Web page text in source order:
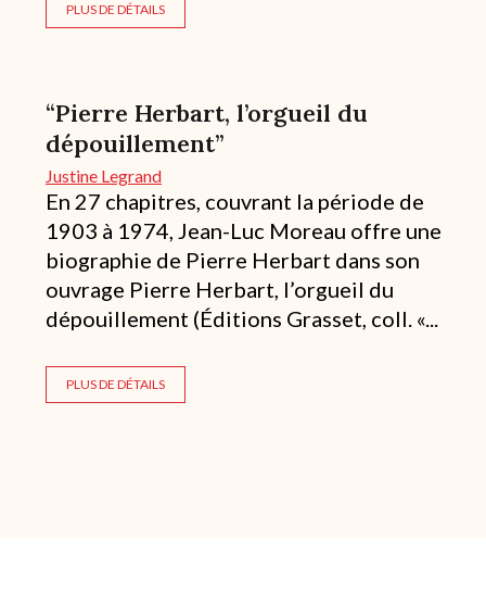
PLUS DE DÉTAILS
“Pierre Herbart, l’orgueil du
dépouillement”
Justine Legrand
En 27 chapitres, couvrant la période de
1903 à 1974, Jean-Luc Moreau offre une
biographie de Pierre Herbart dans son
ouvrage Pierre Herbart, l’orgueil du
dépouillement (Éditions Grasset, coll. «...
PLUS DE DÉTAILS